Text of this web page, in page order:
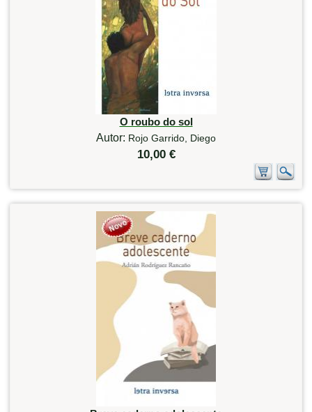
O roubo do sol
Autor: Rojo Garrido, Diego
10,00 €